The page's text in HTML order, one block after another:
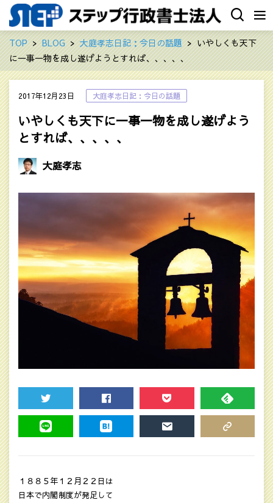
TOP BLOG 大庭孝志日記：今日の話題
いやしくも天下
に一事一物を成し遂げようとすれば、、、、、
2017年12月23日 大庭孝志日記：今日の話題
いやしくも天下に一事一物を成し遂げよう
とすれば、、、、、
大庭孝志
TWEET SHARE POCKET FEEDLY
１８８５年１２月２２日は
日本で内閣制度が発足して